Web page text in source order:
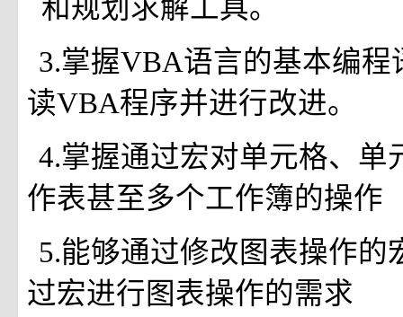
和规划求解工具。
3.掌握VBA语言的基本编程
读VBA程序并进行改进。
4.掌握通过宏对单元格、单
作表甚至多个工作簿的操作
5.能够通过修改图表操作的
过宏进行图表操作的需求